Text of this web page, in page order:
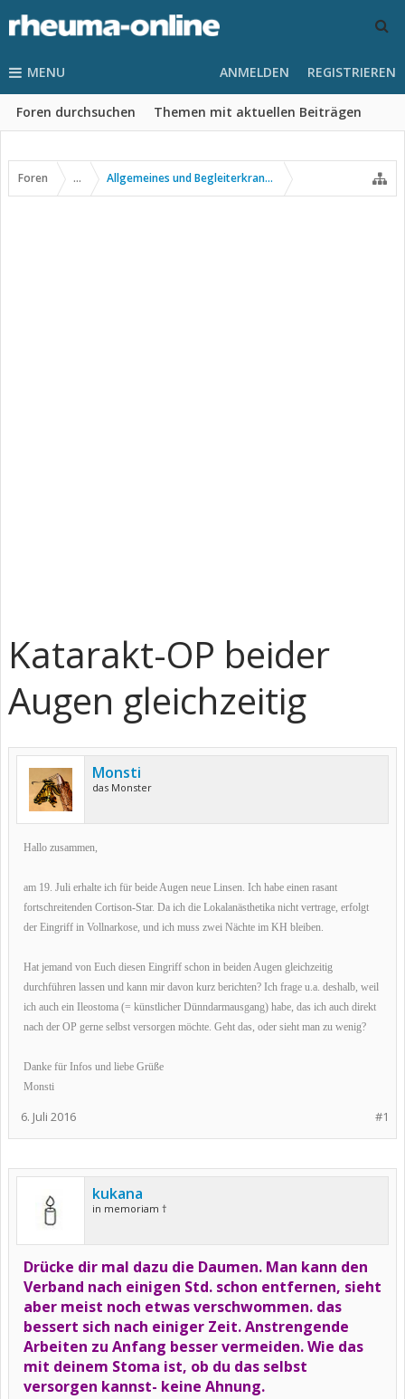
MENU
Foren durchsuchen Themen mit aktuellen Beiträgen
ANMELDEN REGISTRIEREN
Foren ... Allgemeines und Begleiterkrankungen
Katarakt-OP beider
Augen gleichzeitig
Monsti
das Monster
Hallo zusammen,
am 19. Juli erhalte ich für beide Augen neue Linsen. Ich habe einen rasant
fortschreitenden Cortison-Star. Da ich die Lokalanästhetika nicht vertrage, erfolgt
der Eingriff in Vollnarkose, und ich muss zwei Nächte im KH bleiben.
Hat jemand von Euch diesen Eingriff schon in beiden Augen gleichzeitig
durchführen lassen und kann mir davon kurz berichten? Ich frage u.a. deshalb, weil
ich auch ein Ileostoma (= künstlicher Dünndarmausgang) habe, das ich auch direkt
nach der OP gerne selbst versorgen möchte. Geht das, oder sieht man zu wenig?
Danke für Infos und liebe Grüße
Monsti
#1
6. Juli 2016
kukana
in memoriam †
Drücke dir mal dazu die Daumen. Man kann den
Verband nach einigen Std. schon entfernen, sieht
aber meist noch etwas verschwommen. das
bessert sich nach einiger Zeit. Anstrengende
Arbeiten zu Anfang besser vermeiden. Wie das
mit deinem Stoma ist, ob du das selbst
versorgen kannst- keine Ahnung.